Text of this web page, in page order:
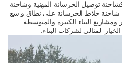
توصيل الخرسانة المهنية وشاحنة
شاحنة خلاط الخرسانة على نطاق واسع
البناء الكبيرة والمتوسطة
المثالي لشركات البناء.